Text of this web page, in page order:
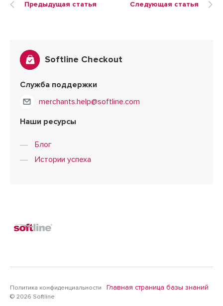
Предыдущая статья Следующая статья
Softline Checkout
Служба поддержки
merchants.help@softline.com
Наши ресурсы
Блог
Истории успеха
Политика конфиденциальности Главная страница базы знаний
© 2026 Softline